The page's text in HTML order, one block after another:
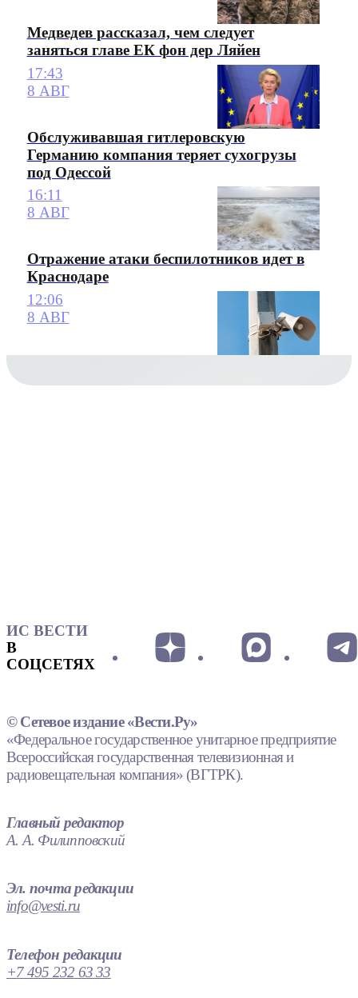
Медведев рассказал, чем следует
заняться главе ЕК фон дер Ляйен
17:43
8 АВГ
Обслуживавшая гитлеровскую
Германию компания теряет сухогрузы
под Одессой
16:11
8 АВГ
Отражение атаки беспилотников идет в
Краснодаре
12:06
8 АВГ
ИС ВЕСТИ
В
СОЦСЕТЯХ
© Сетевое издание «Вести.Ру»
«Федеральное государственное унитарное предприятие
Всероссийская государственная телевизионная и
радиовещательная компания» (ВГТРК).
Главный редактор
А. А. Филипповский
Эл. почта редакции
info@vesti.ru
Телефон редакции
+7 495 232 63 33